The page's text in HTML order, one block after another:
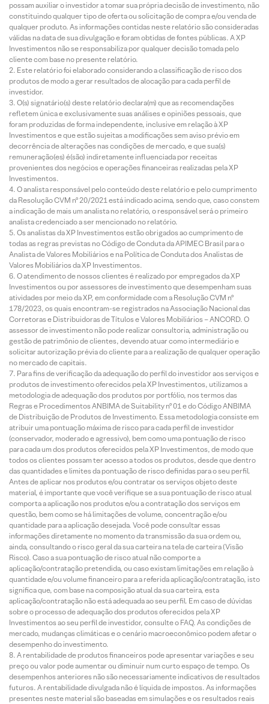
possam auxiliar o investidor a tomar sua própria decisão de investimento, não
constituindo qualquer tipo de oferta ou solicitação de compra e/ou venda de
qualquer produto. As informações contidas neste relatório são consideradas
válidas na data de sua divulgação e foram obtidas de fontes públicas. A XP
Investimentos não se responsabiliza por qualquer decisão tomada pelo
cliente com base no presente relatório.
Este relatório foi elaborado considerando a classificação de risco dos
produtos de modo a gerar resultados de alocação para cada perfil de
investidor.
O(s) signatário(s) deste relatório declara(m) que as recomendações
refletem única e exclusivamente suas análises e opiniões pessoais, que
foram produzidas de forma independente, inclusive em relação à XP
Investimentos e que estão sujeitas a modificações sem aviso prévio em
decorrência de alterações nas condições de mercado, e que sua(s)
remuneração(es) é(são) indiretamente influenciada por receitas
provenientes dos negócios e operações financeiras realizadas pela XP
Investimentos.
O analista responsável pelo conteúdo deste relatório e pelo cumprimento
da Resolução CVM nº 20/2021 está indicado acima, sendo que, caso constem
a indicação de mais um analista no relatório, o responsável será o primeiro
analista credenciado a ser mencionado no relatório.
Os analistas da XP Investimentos estão obrigados ao cumprimento de
todas as regras previstas no Código de Conduta da APIMEC Brasil para o
Analista de Valores Mobiliários e na Política de Conduta dos Analistas de
Valores Mobiliários da XP Investimentos.
O atendimento de nossos clientes é realizado por empregados da XP
Investimentos ou por assessores de investimento que desempenham suas
atividades por meio da XP, em conformidade com a Resolução CVM nº
178/2023, os quais encontram-se registrados na Associação Nacional das
Corretoras e Distribuidoras de Títulos e Valores Mobiliários – ANCORD. O
assessor de investimento não pode realizar consultoria, administração ou
gestão de patrimônio de clientes, devendo atuar como intermediário e
solicitar autorização prévia do cliente para a realização de qualquer operação
no mercado de capitais.
Para fins de verificação da adequação do perfil do investidor aos serviços e
produtos de investimento oferecidos pela XP Investimentos, utilizamos a
metodologia de adequação dos produtos por portfólio, nos termos das
Regras e Procedimentos ANBIMA de Suitability nº 01 e do Código ANBIMA
de Distribuição de Produtos de Investimento. Essa metodologia consiste em
atribuir uma pontuação máxima de risco para cada perfil de investidor
(conservador, moderado e agressivo), bem como uma pontuação de risco
para cada um dos produtos oferecidos pela XP Investimentos, de modo que
todos os clientes possam ter acesso a todos os produtos, desde que dentro
das quantidades e limites da pontuação de risco definidas para o seu perfil.
Antes de aplicar nos produtos e/ou contratar os serviços objeto deste
material, é importante que você verifique se a sua pontuação de risco atual
comporta a aplicação nos produtos e/ou a contratação dos serviços em
questão, bem como se há limitações de volume, concentração e/ou
quantidade para a aplicação desejada. Você pode consultar essas
informações diretamente no momento da transmissão da sua ordem ou,
ainda, consultando o risco geral da sua carteira na tela de carteira (Visão
Risco). Caso a sua pontuação de risco atual não comporte a
aplicação/contratação pretendida, ou caso existam limitações em relação à
quantidade e/ou volume financeiro para a referida aplicação/contratação, isto
significa que, com base na composição atual da sua carteira, esta
aplicação/contratação não está adequada ao seu perfil. Em caso de dúvidas
sobre o processo de adequação dos produtos oferecidos pela XP
Investimentos ao seu perfil de investidor, consulte o FAQ. As condições de
mercado, mudanças climáticas e o cenário macroeconômico podem afetar o
desempenho do investimento.
A rentabilidade de produtos financeiros pode apresentar variações e seu
preço ou valor pode aumentar ou diminuir num curto espaço de tempo. Os
desempenhos anteriores não são necessariamente indicativos de resultados
futuros. A rentabilidade divulgada não é líquida de impostos. As informações
presentes neste material são baseadas em simulações e os resultados reais